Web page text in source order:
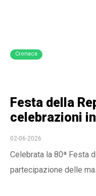
Cronaca
Festa della
celebrazioni
02-06-2026
Celebrata la 80ª Festa
partecipazione delle